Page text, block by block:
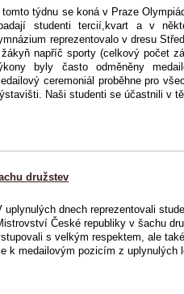
tomto týdnu se koná v Praze
studenti tercií,kvart a v
reprezentovalo v dresu
napříč sporty (celkový počet
byly často odměněny
ceremoniál proběhne pro
Naši studenti se účastnili v
družstev
uplynulých dnech reprezentovali
České republiky v šachu
s velkým respektem, ale
k medailovým pozicím z uplynulých